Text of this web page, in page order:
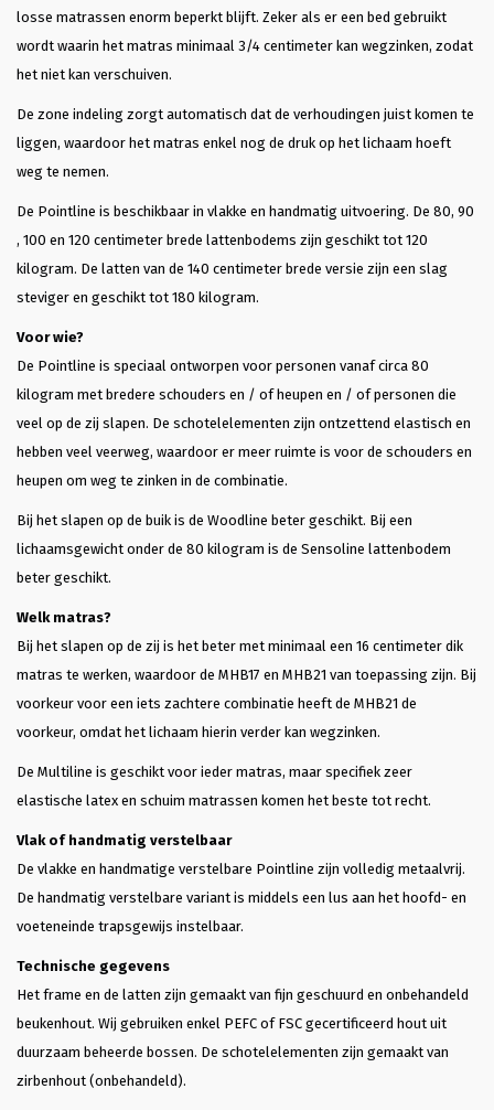
losse matrassen enorm beperkt blijft. Zeker als er een bed gebruikt
wordt waarin het matras minimaal 3/4 centimeter kan wegzinken, zodat
het niet kan verschuiven.
De zone indeling zorgt automatisch dat de verhoudingen juist komen te
liggen, waardoor het matras enkel nog de druk op het lichaam hoeft
weg te nemen.
De Pointline is beschikbaar in vlakke en handmatig uitvoering. De 80, 90
, 100 en 120 centimeter brede lattenbodems zijn geschikt tot 120
kilogram. De latten van de 140 centimeter brede versie zijn een slag
steviger en geschikt tot 180 kilogram.
Voor wie?
De Pointline is speciaal ontworpen voor personen vanaf circa 80
kilogram met bredere schouders en / of heupen en / of personen die
veel op de zij slapen. De schotelelementen zijn ontzettend elastisch en
hebben veel veerweg, waardoor er meer ruimte is voor de schouders en
heupen om weg te zinken in de combinatie.
Bij het slapen op de buik is de Woodline beter geschikt. Bij een
lichaamsgewicht onder de 80 kilogram is de Sensoline lattenbodem
beter geschikt.
Welk matras?
Bij het slapen op de zij is het beter met minimaal een 16 centimeter dik
matras te werken, waardoor de MHB17 en MHB21 van toepassing zijn. Bij
voorkeur voor een iets zachtere combinatie heeft de MHB21 de
voorkeur, omdat het lichaam hierin verder kan wegzinken.
De Multiline is geschikt voor ieder matras, maar specifiek zeer
elastische latex en schuim matrassen komen het beste tot recht.
Vlak of handmatig verstelbaar
De vlakke en handmatige verstelbare Pointline zijn volledig metaalvrij.
De handmatig verstelbare variant is middels een lus aan het hoofd- en
voeteneinde trapsgewijs instelbaar.
Technische gegevens
Het frame en de latten zijn gemaakt van fijn geschuurd en onbehandeld
beukenhout. Wij gebruiken enkel PEFC of FSC gecertificeerd hout uit
duurzaam beheerde bossen. De schotelelementen zijn gemaakt van
zirbenhout (onbehandeld).